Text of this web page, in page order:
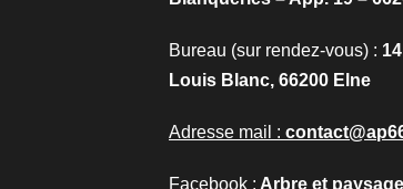
Bureau (sur rendez-vous) :
Louis Blanc, 66200 Elne
Adresse mail :
Facebook : Arbre et